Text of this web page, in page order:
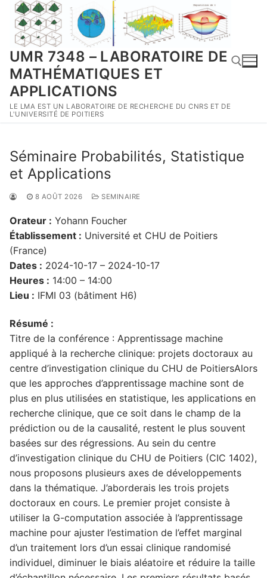
Aller
contenu
UMR 7348 – LABORATOIRE DE
MATHÉMATIQUES ET
APPLICATIONS
LE LMA EST UN LABORATOIRE DE RECHERCHE DU CNRS ET DE
L'UNIVERSITÉ DE POITIERS
Rechercher :
Séminaire Probabilités, Statistique
et Applications
8 AOÛT 2026 SEMINAIRE
Orateur : Yohann Foucher
Établissement : Université et CHU de Poitiers
(France)
Dates : 2024-10-17 – 2024-10-17
Heures : 14:00 – 14:00
Lieu : IFMI 03 (bâtiment H6)
Résumé :
Titre de la conférence : Apprentissage machine
appliqué à la recherche clinique: projets doctoraux au
centre d’investigation clinique du CHU de PoitiersAlors
que les approches d’apprentissage machine sont de
plus en plus utilisées en statistique, les applications en
recherche clinique, que ce soit dans le champ de la
prédiction ou de la causalité, restent le plus souvent
basées sur des régressions. Au sein du centre
d’investigation clinique du CHU de Poitiers (CIC 1402),
nous proposons plusieurs axes de développements
dans la thématique. J’aborderais les trois projets
doctoraux en cours. Le premier projet consiste à
utiliser la G-computation associée à l’apprentissage
machine pour ajuster l’estimation de l’effet marginal
d’un traitement lors d’un essai clinique randomisé
individuel, diminuer le biais aléatoire et réduire la taille